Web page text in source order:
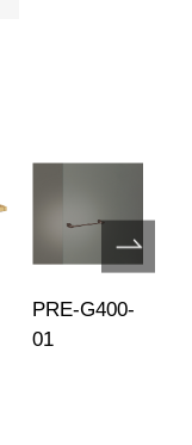
PRE-G400-
01